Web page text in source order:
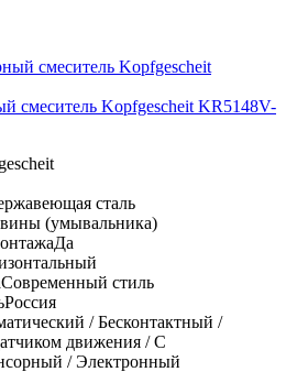
смеситель Kopfgescheit KR5148V-
сталь
(умывальника)
Да
Современный стиль
Россия
/ Бесконтактный /
движения / С
/ Электронный